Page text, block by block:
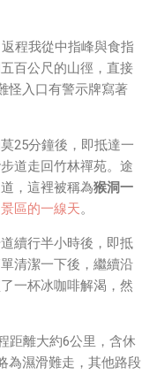
程我從中指峰與食指
百公尺的山徑，直接
怪入口有警示牌寫著
25分鐘後，即抵達一
道走回竹林禪苑。途
，這裡被稱為猴洞一
區的一線天。
續行半小時後，即抵
清潔一下後，繼續沿
一杯冰咖啡解渴，然
距離大約6公里，含休
為濕滑難走，其他路段